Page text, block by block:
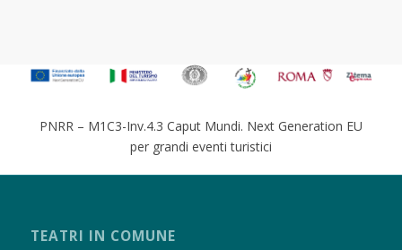
PNRR – M1C3-Inv.4.3 Caput Mundi. Next Generation EU
per grandi eventi turistici
TEATRI IN COMUNE